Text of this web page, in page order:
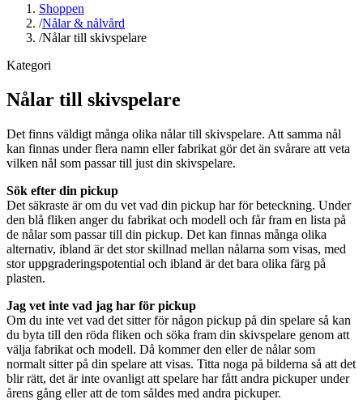
Shoppen
/Nålar & nålvård
/Nålar till skivspelare
Kategori
Nålar till skivspelare
Det finns väldigt många olika nålar till skivspelare. Att samma nål
kan finnas under flera namn eller fabrikat gör det än svårare att veta
vilken nål som passar till just din skivspelare.
Sök efter din pickup
Det säkraste är om du vet vad din pickup har för beteckning. Under
den blå fliken anger du fabrikat och modell och får fram en lista på
de nålar som passar till din pickup. Det kan finnas många olika
alternativ, ibland är det stor skillnad mellan nålarna som visas, med
stor uppgraderingspotential och ibland är det bara olika färg på
plasten.
Jag vet inte vad jag har för pickup
Om du inte vet vad det sitter för någon pickup på din spelare så kan
du byta till den röda fliken och söka fram din skivspelare genom att
välja fabrikat och modell. Då kommer den eller de nålar som
normalt sitter på din spelare att visas. Titta noga på bilderna så att det
blir rätt, det är inte ovanligt att spelare har fått andra pickuper under
årens gång eller att de tom såldes med andra pickuper.